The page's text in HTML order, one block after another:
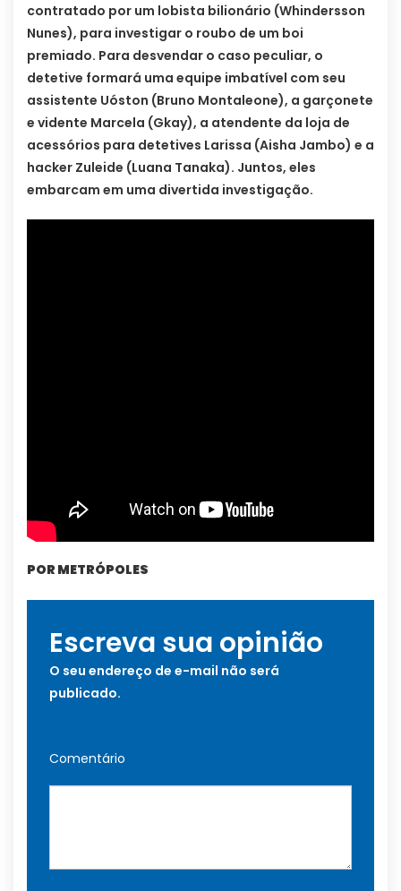
contratado por um lobista bilionário (Whindersson
Nunes), para investigar o roubo de um boi
premiado. Para desvendar o caso peculiar, o
detetive formará uma equipe imbatível com seu
assistente Uóston (Bruno Montaleone), a garçonete
e vidente Marcela (Gkay), a atendente da loja de
acessórios para detetives Larissa (Aisha Jambo) e a
hacker Zuleide (Luana Tanaka). Juntos, eles
embarcam em uma divertida investigação.
POR METRÓPOLES
Escreva sua opinião
O seu endereço de e-mail não será
publicado.
Comentário